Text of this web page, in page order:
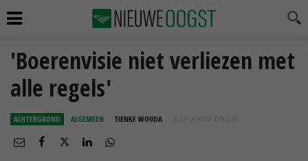
'Boerenvisie niet verliezen met
alle regels'
ACHTERGROND ALGEMEEN TIENKE WOUDA 26 JUL 2018 OM 10:06